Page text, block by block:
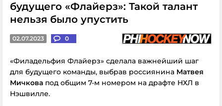
будущего «Флайерз»: Такой талант
нельзя было упустить
02.07.2023 0
«Филадельфия Флайерз» сделала важнейший шаг
для будущего команды, выбрав россиянина Матвея
Мичкова под общим 7-м номером на драфте НХЛ в
Нэшвилле.